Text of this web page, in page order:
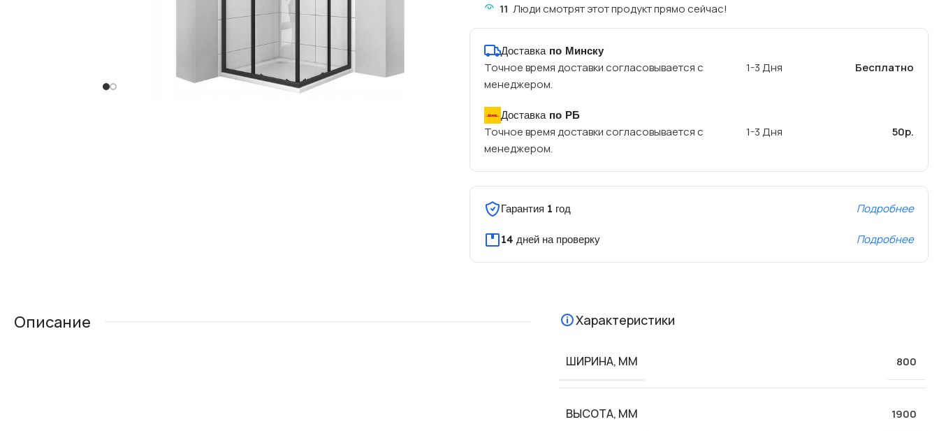
11 Люди смотрят этот продукт прямо сейчас!
Доставкапо Минску
Точное время доставки согласовывается с
менеджером.
1-3 Дня Бесплатно
Доставкапо РБ
Точное время доставки согласовывается с
менеджером.
1-3 Дня 50р.
Гарантия 1 год Подробнее
14 дней на проверку Подробнее
Описание Характеристики
ШИРИНА, ММ 800
ВЫСОТА, ММ 1900